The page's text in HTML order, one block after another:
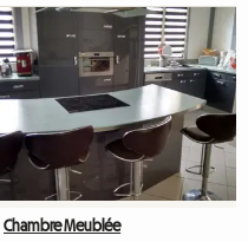
Chambre Meublée